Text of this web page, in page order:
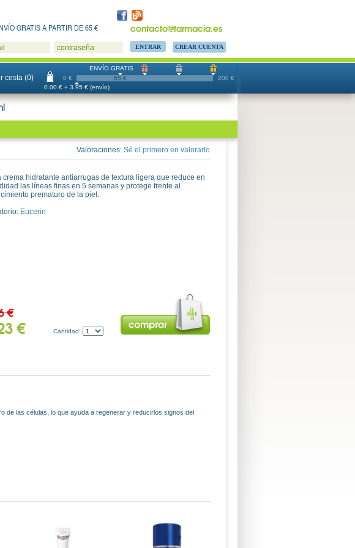
contacto@farmacia.es
GRATIS A PARTIR DE 65 €
contraseña CREAR CUENTA
cesta (0) 0 € 200 €
ENVÍO GRATIS
65 €
0.00 € + 3.95 € (envío)
Valoraciones: Sé el primero en valorarlo
crema hidratante antiarrugas de textura ligera que reduce en
las líneas finas en 5 semanas y protege frente al
prematuro de la piel.
Eucerin
€
€ Cantidad:
de las células, lo que ayuda a regenerar y reducirlos signos del